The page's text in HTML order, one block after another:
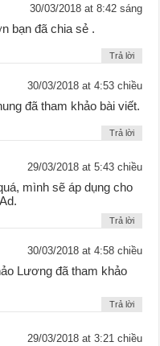
30/03/2018 at 8:42 sáng
bạn đã chia sẻ .
Trả lời
30/03/2018 at 4:53 chiều
đã tham khảo bài viết.
Trả lời
29/03/2018 at 5:43 chiều
mình sẽ áp dụng cho
Trả lời
30/03/2018 at 4:58 chiều
Lương đã tham khảo
Trả lời
29/03/2018 at 3:21 chiều